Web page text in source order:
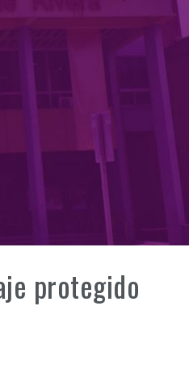
protegido